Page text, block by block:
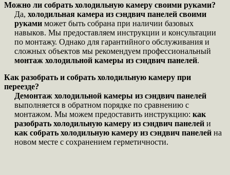
Можно ли собрать холодильную камеру своими руками?
Да, холодильная камера из сэндвич панелей своими
руками может быть собрана при наличии базовых
навыков. Мы предоставляем инструкции и консультации
по монтажу. Однако для гарантийного обслуживания и
сложных объектов мы рекомендуем профессиональный
монтаж холодильной камеры из сэндвич панелей.
Как разобрать и собрать холодильную камеру при
переезде?
Демонтаж холодильной камеры из сэндвич панелей
выполняется в обратном порядке по сравнению с
монтажом. Мы можем предоставить инструкцию: как
разобрать холодильную камеру из сэндвич панелей и
как собрать холодильную камеру из сэндвич панелей на
новом месте с сохранением герметичности.